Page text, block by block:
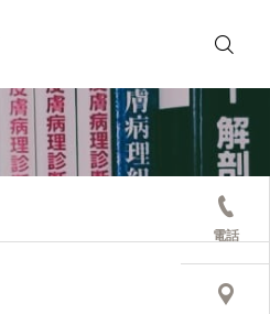
受診予約
電話